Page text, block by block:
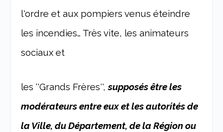
l'ordre et aux pompiers venus éteindre
les incendies… Très vite, les animateurs
sociaux et
les ‘'Grands Frères'',supposés être les
modérateurs entre eux et les autorités de
la Ville, du Département, de la Région ou